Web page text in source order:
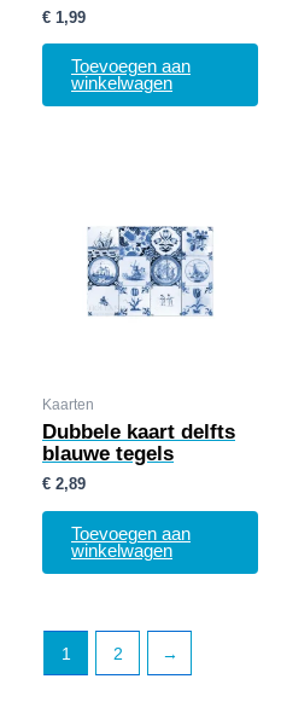
€ 1,99
Toevoegen aan
winkelwagen
Kaarten
Dubbele kaart delfts
blauwe tegels
€ 2,89
Toevoegen aan
winkelwagen
1 2 →